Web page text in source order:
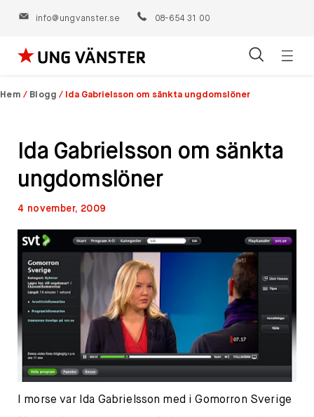
info@ungvanster.se 08-654 31 00
Hoppa
till
Hem / Blogg / Ida Gabrielsson om sänkta ungdomslöner
Ida Gabrielsson om sänkta
ungdomslöner
4 november, 2009
I morse var Ida Gabrielsson med i Gomorron Sverige